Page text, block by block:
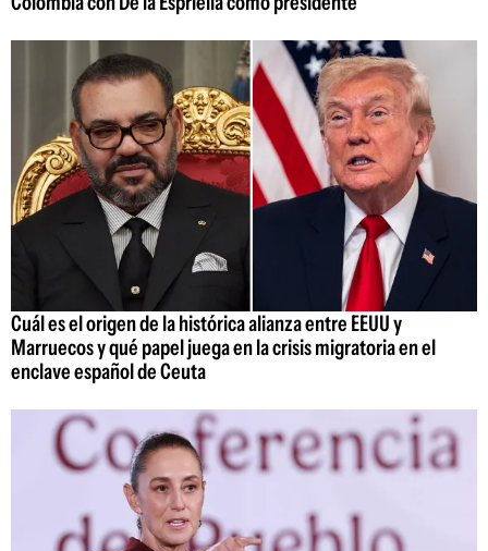
Cuál es el origen de la histórica alianza entre EEUU y
Marruecos y qué papel juega en la crisis migratoria en el
enclave español de Ceuta